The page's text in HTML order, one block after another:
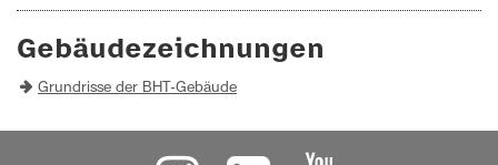
Gebäude­zeichnungen
Grundrisse der BHT-Gebäude